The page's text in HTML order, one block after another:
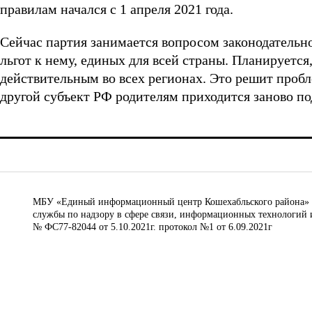
правилам начался с 1 апреля 2021 года.
Сейчас партия занимается вопросом
льгот к нему, единых для всей страны.
действительным во всех регионах. Это решит
другой субъект РФ родителям приходится заново
МБУ «Единый информационный центр Кошехабльского района»
службы по надзору в сфере связи, информационных
№ ФС77-82044 от 5.10.2021г. протокол №1 от 6.09.2021г